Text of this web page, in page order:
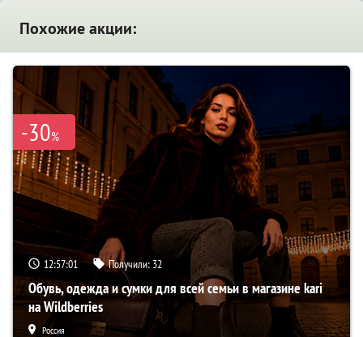
Похожие акции:
-30%
12:57:00 Получили: 32
Обувь, одежда и сумки для всей семьи в магазине kari
на Wildberries
Россия